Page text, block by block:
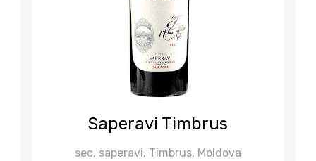
Saperavi Timbrus
sec, saperavi, Timbrus, Moldova